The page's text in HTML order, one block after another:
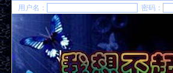
用户名： 密码：